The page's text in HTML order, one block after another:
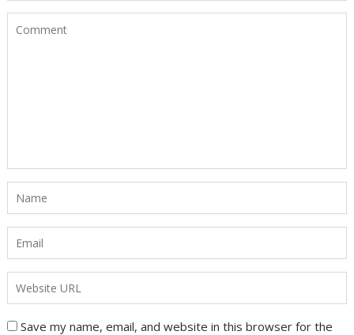
Save my name, email, and website in this browser for the